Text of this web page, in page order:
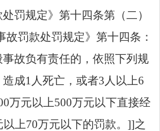
罚规定》第十四条第（二）
罚款处罚规定》第十四条：
故负有责任的，依照下列规
成1人死亡，或者3人以上6
万元以上500万元以下直接经
上70万元以下的罚款。]]之